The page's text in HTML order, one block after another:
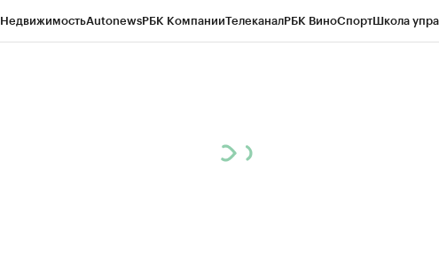
НедвижимостьAutonewsРБК КомпанииТелеканалРБК ВиноСпортШкола